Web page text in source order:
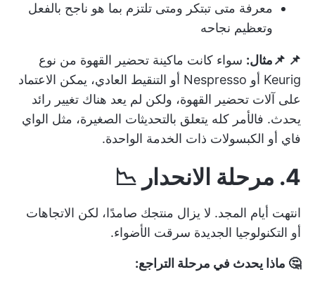
معرفة متى تبتكر ومتى تلتزم بما هو ناجح بالفعل
وتعظيم نجاحه
📌 📌مثال: سواء كانت ماكينة تحضير القهوة من نوع
Keurig أو Nespresso أو التنقيط العادي، يمكن الاعتماد
على آلات تحضير القهوة، ولكن لم يعد هناك تغيير رائد
يحدث. فالأمر كله يتعلق بالتحديثات الصغيرة، مثل الواي
فاي أو الكبسولات ذات الخدمة الواحدة.
4. مرحلة الانحدار 📉
انتهت أيام المجد. لا يزال منتجك صامدًا، لكن الاتجاهات
أو التكنولوجيا الجديدة سرقت الأضواء.
🤔 ماذا يحدث في مرحلة التراجع: